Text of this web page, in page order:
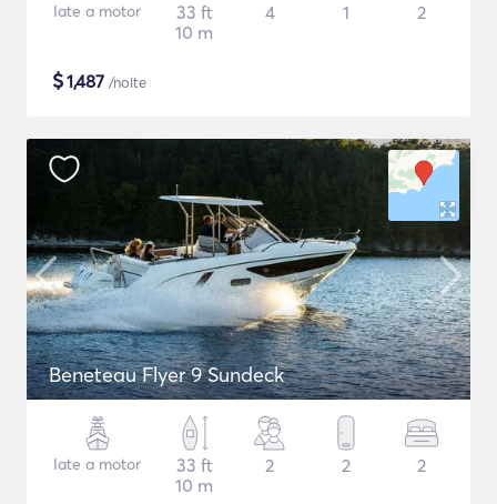
Iate a motor
33 ft
10 m
4 1 2
$1,487 /noite
Beneteau Flyer 9 Sundeck
Iate a motor
33 ft
10 m
2 2 2